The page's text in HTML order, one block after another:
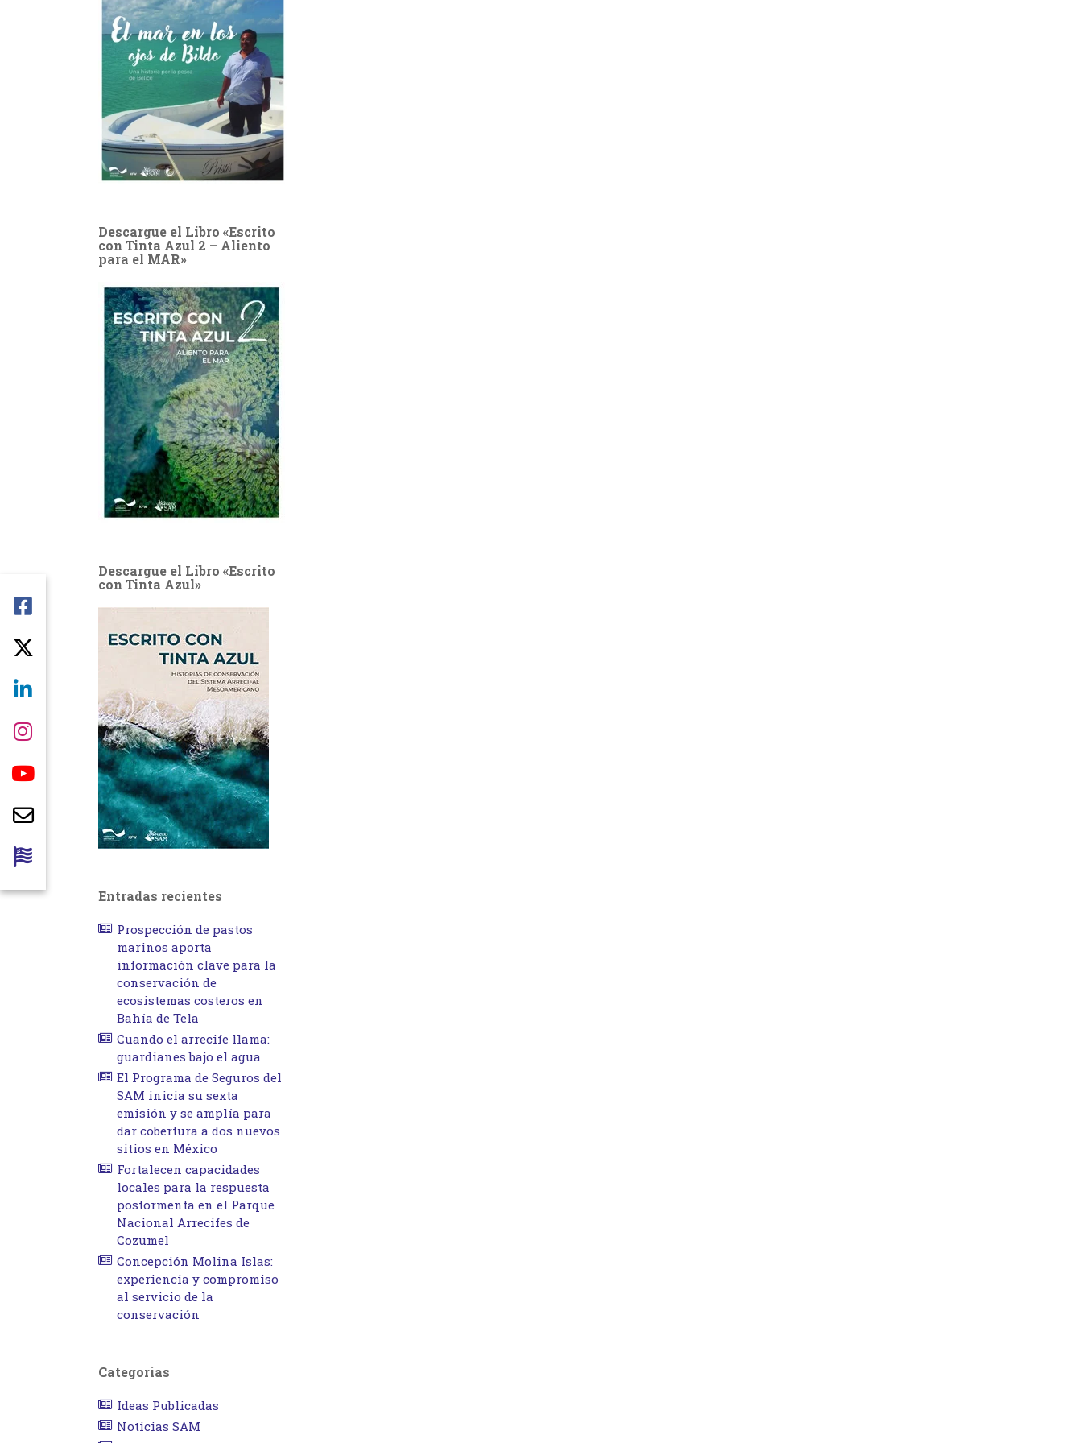
Descargue el Libro «Escrito
con Tinta Azul 2 – Aliento
para el MAR»
Descargue el Libro «Escrito
con Tinta Azul»
Entradas recientes
Prospección de pastos
marinos aporta
información clave para la
conservación de
ecosistemas costeros en
Bahía de Tela
Cuando el arrecife llama:
guardianes bajo el agua
El Programa de Seguros del
SAM inicia su sexta
emisión y se amplía para
dar cobertura a dos nuevos
sitios en México
Fortalecen capacidades
locales para la respuesta
postormenta en el Parque
Nacional Arrecifes de
Cozumel
Concepción Molina Islas:
experiencia y compromiso
al servicio de la
conservación
Categorías
Ideas Publicadas
Noticias SAM